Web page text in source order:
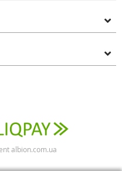
albion.com.ua